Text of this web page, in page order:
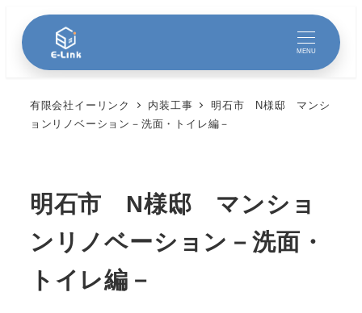
MENU
有限会社イーリンク 内装工事
明石市 N様邸 マンシ
ョンリノベーション－洗面・トイレ編－
明石市 N様邸 マンショ
ンリノベーション－洗面・
トイレ編－